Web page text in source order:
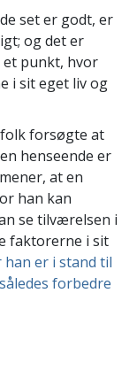
set er godt, er
og det er
et punkt, hvor
i sit eget liv og
forsøgte at
henseende er
at en
han kan
se tilværelsen i
faktorerne i sit
er i stand til
forbedre